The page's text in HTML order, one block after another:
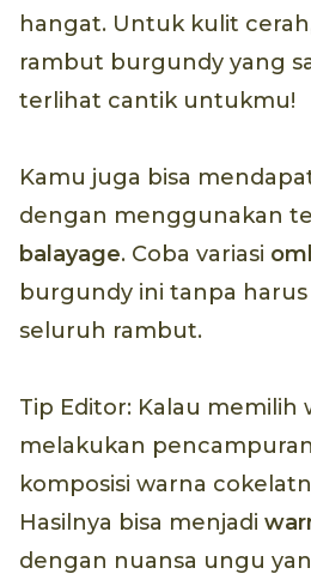
hangat. Untuk kulit
rambut burgundy yang
terlihat cantik untukmu!
Kamu juga bisa
dengan menggunakan
balayage. Coba variasi
burgundy ini tanpa
seluruh rambut.
Tip Editor: Kalau memilih
melakukan
komposisi warna
Hasilnya bisa menjadi
dengan nuansa ungu